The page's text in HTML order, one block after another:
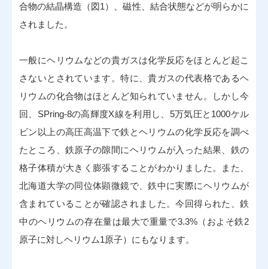
合物の結晶構造（図1）、磁性、結合状態などが明らかに
されました。
一般にヘリウムなどの貴ガスは化学反応をほとんど起こ
さないとされています。特に、貴ガスの代表格であるヘ
リウムの化合物はほとんど知られていません。しかし今
回、SPring-8の高輝度X線を利用し、5万気圧と1000ケル
ビン以上の高圧高温下で鉄とヘリウムの化学反応を調べ
たところ、鉄原子の隙間にヘリウムが入った結果、鉄の
格子体積が大きく膨張することがわかりました。また、
北海道大学の同位体顕微鏡で、鉄中に実際にヘリウムが
含まれていることが確認されました。今回得られた、鉄
中のヘリウムの存在量は最大で重量で3.3%（およそ鉄2
原子に対しヘリウム1原子）にもなります。